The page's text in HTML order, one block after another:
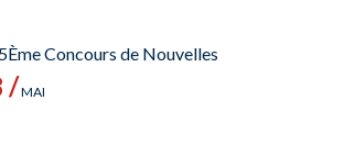
Concours de Nouvelles
/MAI